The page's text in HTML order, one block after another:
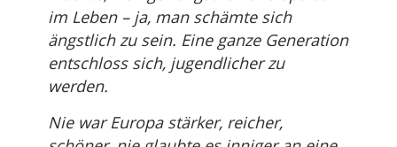
im Leben – ja, man schämte sich
ängstlich zu sein. Eine ganze Generation
entschloss sich, jugendlicher zu
werden.
Nie war Europa stärker, reicher,